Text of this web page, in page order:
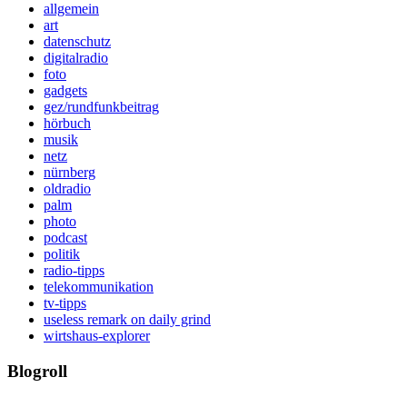
allgemein
art
datenschutz
digitalradio
foto
gadgets
gez/rundfunkbeitrag
hörbuch
musik
netz
nürnberg
oldradio
palm
photo
podcast
politik
radio-tipps
telekommunikation
tv-tipps
useless remark on daily grind
wirtshaus-explorer
Blogroll